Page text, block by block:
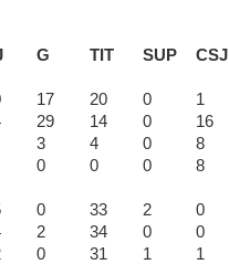
G TIT SUP CSJ
17 20 0 1
29 14 0 16
3 4 0 8
0 0 0 8
0 33 2 0
2 34 0 0
0 31 1 1